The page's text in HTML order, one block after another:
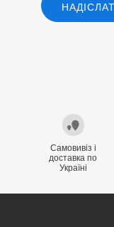
Самовивіз і
доставка по
Україні